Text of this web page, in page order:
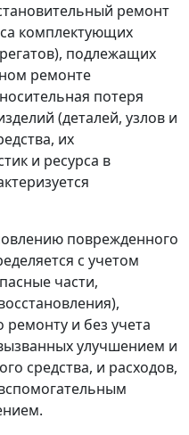
ремонт
комплектующих
подлежащих
ремонте
потеря
(деталей, узлов и
их
и ресурса в
поврежденного
с учетом
части,
ремонту и без учета
улучшением и
средства, и расходов,